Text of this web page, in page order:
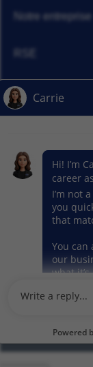
Notre entreprise
Actualités
©
Notice sur la